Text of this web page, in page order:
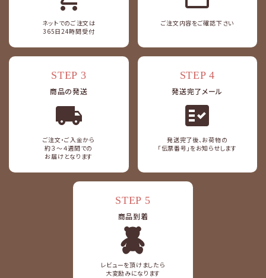
ネットでのご注文は
365日24時間受付
ご注文内容をご確認下さい
STEP 3
商品の発送
ご注文・ご入金から
約３～４週間での
お届けとなります
STEP 4
発送完了メール
fact_check
発送完了後、お荷物の
「伝票番号」をお知らせします
STEP 5
商品到着
レビューを頂けましたら
大変励みになります